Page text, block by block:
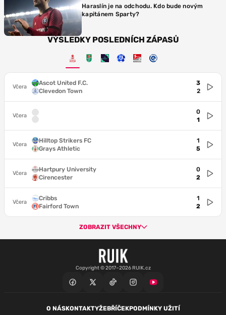
Haraslín je na odchodu. Kdo bude novým
kapitánem Sparty?
VÝSLEDKY POSLEDNÍCH ZÁPASŮ
Včera
Ascot United F.C.
Clevedon Town
3
2
Včera
0
1
Včera
Hilltop Strikers FC
Grays Athletic
1
5
Včera
Hartpury University
Cirencester
0
2
Včera
Cribbs
Fairford Town
1
2
ZOBRAZIT VŠECHNY
Copyright © 2017–2026 RUIK.cz
O NÁSKONTAKTYŽEBŘÍČEKPODMÍNKY UŽITÍ